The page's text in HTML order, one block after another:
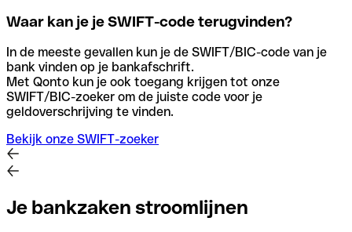
Waar kan je je SWIFT-code terugvinden?
In de meeste gevallen kun je de SWIFT/BIC-code van je
bank vinden op je bankafschrift.
Met Qonto kun je ook toegang krijgen tot onze
SWIFT/BIC-zoeker om de juiste code voor je
geldoverschrijving te vinden.
Bekijk onze SWIFT-zoeker
Je bankzaken stroomlijnen